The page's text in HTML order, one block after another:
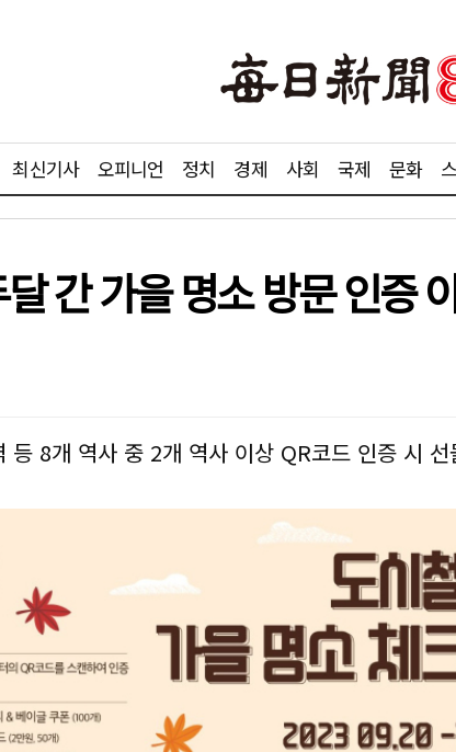
최신기사 오피니언 정치 경제 사회 국제 문화
간 가을 명소 방문 인증
등 8개 역사 중 2개 역사 이상 QR코드 인증 시 선